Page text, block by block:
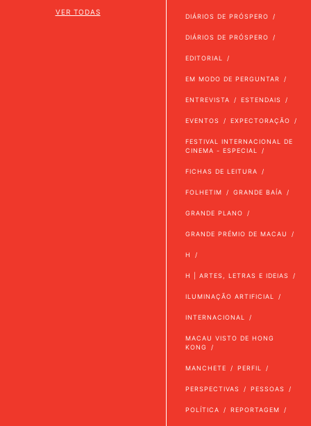
VER TODAS
DIÁRIOS DE PRÓSPERO
DIÁRIOS DE PRÓSPERO
EDITORIAL
EM MODO DE PERGUNTAR
ENTREVISTA ESTENDAIS
EVENTOS EXPECTORAÇÃO
FESTIVAL INTERNACIONAL DE
CINEMA - ESPECIAL
FICHAS DE LEITURA
FOLHETIM GRANDE BAÍA
GRANDE PLANO
GRANDE PRÉMIO DE MACAU
H
H | ARTES, LETRAS E IDEIAS
ILUMINAÇÃO ARTIFICIAL
INTERNACIONAL
MACAU VISTO DE HONG
KONG
MANCHETE PERFIL
PERSPECTIVAS PESSOAS
POLÍTICA REPORTAGEM